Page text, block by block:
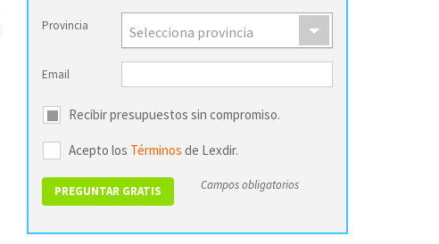
Provincia Selecciona provincia
Email
Recibir presupuestos sin compromiso.
Acepto los Términos de Lexdir.
Campos obligatorios